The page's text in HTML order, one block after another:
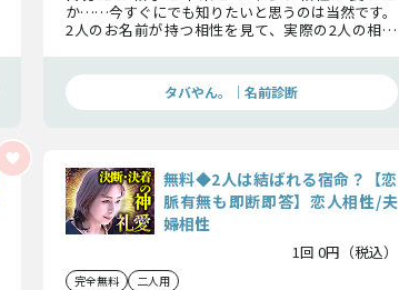
か……今すぐにでも知りたいと思うのは当然です。
2人のお名前が持つ相性を見て、実際の2人の相性
タバやん。｜名前診断
無料◆2人は結ばれる宿命？【恋
脈有無も即断即答】恋人相性/夫
婦相性
1回 0円（税込）
完全無料 二人用